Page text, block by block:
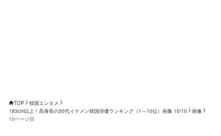
TOP
韓国エンタメ
183cm以上！高身長の30代イケメン韓国俳優ランキング（1～10位）画像 10/10
画像
10ページ目